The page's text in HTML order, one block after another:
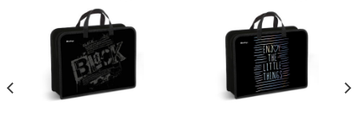
Добавить
в список
желаний
Добавить
в список
желаний